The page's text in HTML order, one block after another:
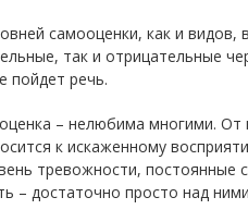
самооценки, как и
так и отрицательные
пойдет речь.
– нелюбима многими.
к искаженному
тревожности, постоянные
– достаточно просто над